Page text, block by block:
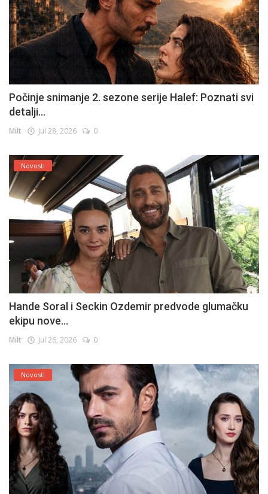
Počinje snimanje 2. sezone serije Halef: Poznati svi
detalji...
Milt Jul 28, 2026 0
Novosti
Hande Soral i Seckin Ozdemir predvode glumačku
ekipu nove...
Milt Jul 26, 2026 0
Novosti